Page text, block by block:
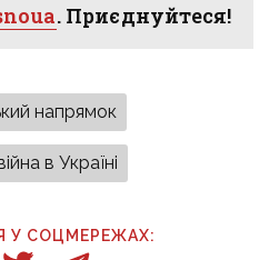
. Приєднуйтеся!
напрямок
в Україні
У СОЦМЕРЕЖАХ: